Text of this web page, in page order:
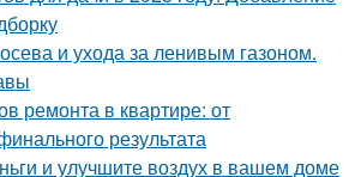
и ухода за ленивым газоном.
ремонта в квартире: от
результата
и улучшите воздух в вашем доме